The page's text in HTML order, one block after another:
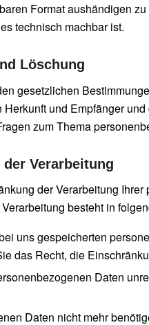
Format aushändigen
technisch machbar ist.
Löschung
gesetzlichen
und Empfänger
zum Thema
Verarbeitung
der Verarbeitung
besteht in
uns gespeicherten
das Recht, die
Daten
Daten nicht mehr